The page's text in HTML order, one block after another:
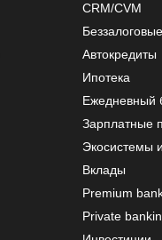
CRM/CVM
Автокредиты
Ипотека
Ежедневный
Зарплатные
Экосистемы
Вклады
Premium
Private